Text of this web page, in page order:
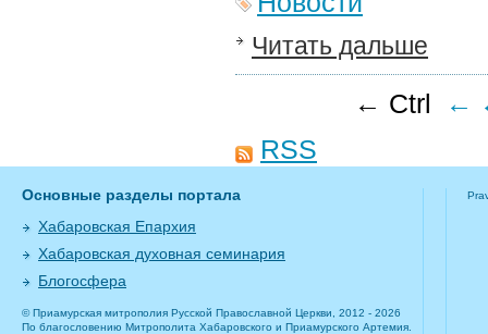
Читать дальше
← Ctrl ←
RSS
Основные разделы портала
Хабаровская Епархия
Хабаровская духовная семинария
Блогосфера
© Приамурская митрополия Русской Православной Церкви, 2012 - 2026
По благословению Митрополита Хабаровского и Приамурского Артемия.